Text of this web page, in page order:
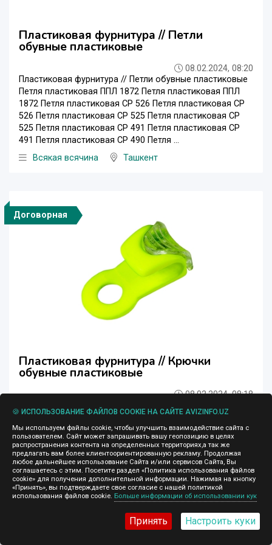
Пластиковая фурнитура // Петли
обувные пластиковые
08.02.2024, 08:20
Пластиковая фурнитура // Петли обувные пластиковые
Петля пластиковая ППЛ 1872 Петля пластиковая ППЛ
1872 Петля пластиковая CP 526 Петля пластиковая CP
526 Петля пластиковая CP 525 Петля пластиковая CP
525 Петля пластиковая CP 491 Петля пластиковая CP
491 Петля пластиковая CP 490 Петля ...
Всякая всячина
Ташкент
Договорная
Пластиковая фурнитура // Крючки
обувные пластиковые
08.02.2024, 08:18
Пластиковая фурнитура // Крючки обувные
пластиковые Крючок пластиковый 1963 Крючок
пластиковый 1963 Крючок пластиковый 1964 Крючок
пластиковый 1964 Крючок пластиковый СР 525/2
Крючок пластиковый СР 525/2 Крючок пластиковый СР
525 Крючок пластиковый СР 525 Крючок пластиковый
СР ...
Всякая всячина
Ташкент
🍪 ИСПОЛЬЗОВАНИЕ ФАЙЛОВ COOKIE НА САЙТЕ AVIZINFO.UZ
Мы используем файлы cookie, чтобы улучшить взаимодействие сайта с
пользователем. Сайт может запрашивать вашу геопозицию в целях
распространения контента на определенных территориях,а так же
предлагать вам более клиентоориентированную рекламу. Продолжая
любое дальнейшее использование Сайта и/или сервисов Сайта, Вы
соглашаетесь с этим. Посетите раздел «Политика использования файлов
cookie» для получения дополнительной информации. Нажимая на кнопку
«Принять», вы подтверждаете свое согласие с нашей политикой
использования файлов cookie. Больше информации об использовании кук
Принять Настроить куки